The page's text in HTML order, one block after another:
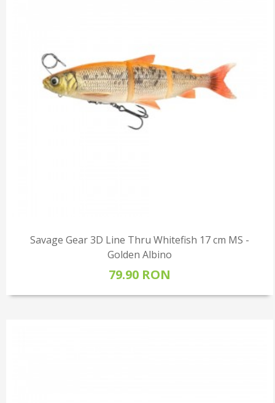
Savage Gear 3D Line Thru Whitefish 17 cm MS -
Golden Albino
79.90 RON